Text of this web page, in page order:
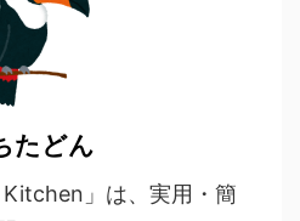
たどん
」は、実用・簡